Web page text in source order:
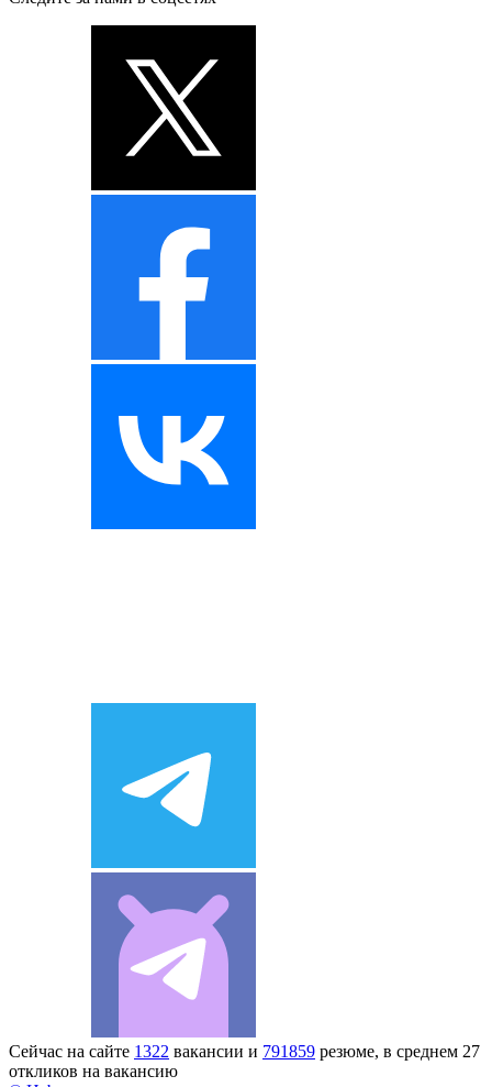
Сейчас на сайте 1322 вакансии и 791859 резюме, в среднем 27
откликов на вакансию